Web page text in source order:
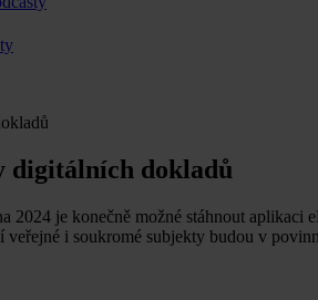
digitálních dokladů
2024 je konečně možné stáhnout
i soukromé subjekty budou v